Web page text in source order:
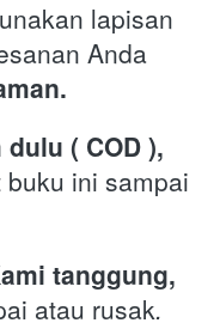
lapisan
Anda
( COD ),
ini sampai
tanggung,
atau rusak.